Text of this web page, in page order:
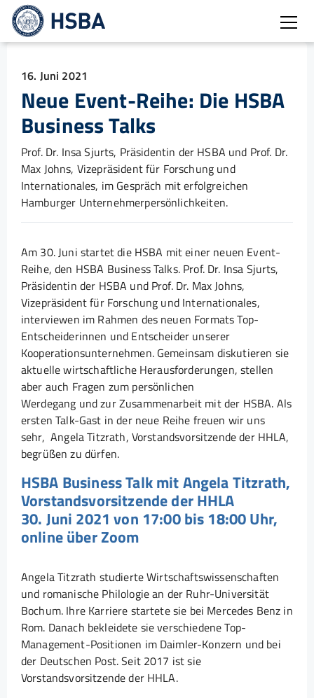
16. Juni 2021
Neue Event-Reihe: Die HSBA
Business Talks
Prof. Dr. Insa Sjurts, Präsidentin der HSBA und Prof. Dr.
Max Johns, Vizepräsident für Forschung und
Internationales, im Gespräch mit erfolgreichen
Hamburger Unternehmerpersönlichkeiten.
Am 30. Juni startet die HSBA mit einer neuen Event-
Reihe, den HSBA Business Talks. Prof. Dr. Insa Sjurts,
Präsidentin der HSBA und Prof. Dr. Max Johns,
Vizepräsident für Forschung und Internationales,
interviewen im Rahmen des neuen Formats Top-
Entscheiderinnen und Entscheider unserer
Kooperationsunternehmen. Gemeinsam diskutieren sie
aktuelle wirtschaftliche Herausforderungen, stellen
aber auch Fragen zum persönlichen
Werdegang und zur Zusammenarbeit mit der HSBA. Als
ersten Talk-Gast in der neue Reihe freuen wir uns
sehr, Angela Titzrath, Vorstandsvorsitzende der HHLA,
begrüßen zu dürfen.
HSBA Business Talk mit Angela Titzrath,
Vorstandsvorsitzende der HHLA
30. Juni 2021 von 17:00 bis 18:00 Uhr,
online über Zoom
Angela Titzrath studierte Wirtschaftswissenschaften
und romanische Philologie an der Ruhr-Universität
Bochum. Ihre Karriere startete sie bei Mercedes Benz in
Rom. Danach bekleidete sie verschiedene Top-
Management-Positionen im Daimler-Konzern und bei
der Deutschen Post. Seit 2017 ist sie
Vorstandsvorsitzende der HHLA.